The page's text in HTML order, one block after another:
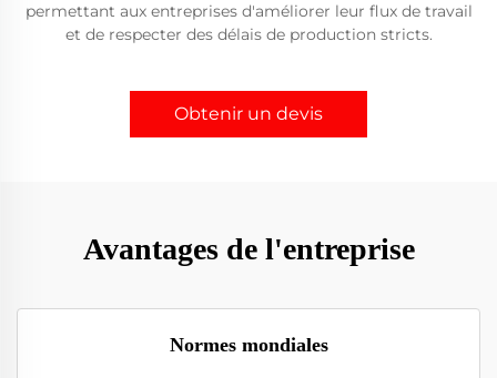
permettant aux entreprises d'améliorer leur flux de travail
et de respecter des délais de production stricts.
Obtenir un devis
Avantages de l'entreprise
Normes mondiales